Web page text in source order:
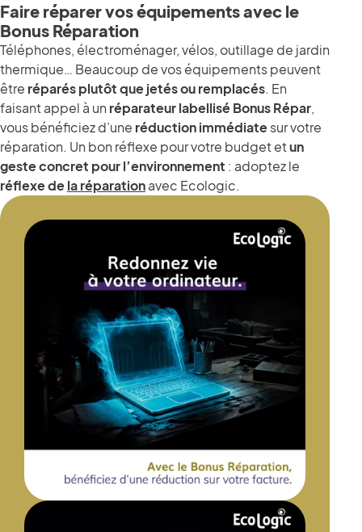
Faire réparer vos équipements avec le
Bonus Réparation
Téléphones, électroménager, vélos, outillage de jardin
thermique… Beaucoup de vos équipements peuvent
être réparés plutôt que jetés ou remplacés. En
faisant appel à un réparateur labellisé Bonus Répar,
vous bénéficiez d’une réduction immédiatesur votre
réparation. Un bon réflexe pour votre budget etun
geste concret pour l’environnement : adoptez le
réflexe dela réparationavec Ecologic.